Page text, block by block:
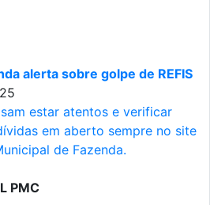
alerta sobre golpe de REFIS
estar atentos e verificar
em aberto sempre no site
de Fazenda.
PMC